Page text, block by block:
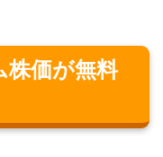
株価が無料